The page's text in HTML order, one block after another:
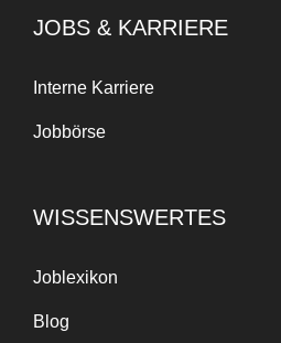
JOBS & KARRIERE
Interne Karriere
Jobbörse
WISSENSWERTES
Joblexikon
Blog